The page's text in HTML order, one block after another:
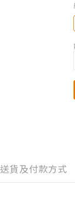
送貨及付款方式